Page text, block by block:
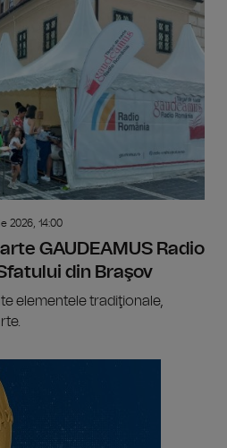
2026, 14:00
GAUDEAMUS Radio
din Braşov
elementele tradiţionale,